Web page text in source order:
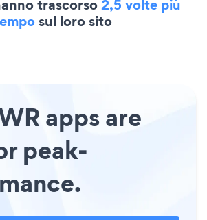
trascorso2,5 volte più
sul loro sito
apps are
peak-